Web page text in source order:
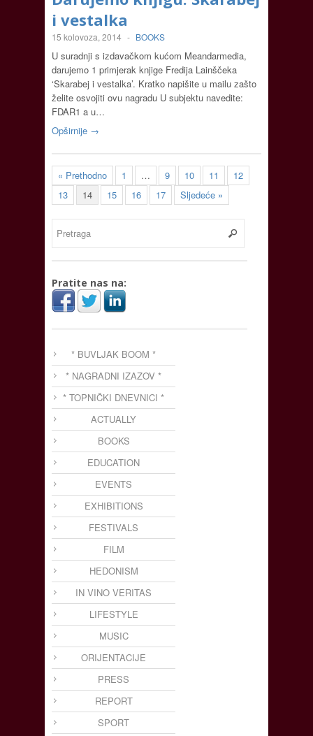
i vestalka
15 kolovoza, 2014 - BOOKS
U suradnji s izdavačkom kućom Meandarmedia,
darujemo 1 primjerak knjige Fredija Lainščeka
‘Skarabej i vestalka’. Kratko napišite u mailu zašto
želite osvojiti ovu nagradu U subjektu navedite:
FDAR1 a u…
Opširnije →
« Prethodno 1 … 9 10 11
12
13
14 15 16 17 Sljedeće »
Pratite nas na:
* BUVLJAK BOOM *
* NAGRADNI IZAZOV *
* TOPNIČKI DNEVNICI *
ACTUALLY
BOOKS
EDUCATION
EVENTS
EXHIBITIONS
FESTIVALS
FILM
HEDONISM
IN VINO VERITAS
LIFESTYLE
MUSIC
ORIJENTACIJE
PRESS
REPORT
SPORT